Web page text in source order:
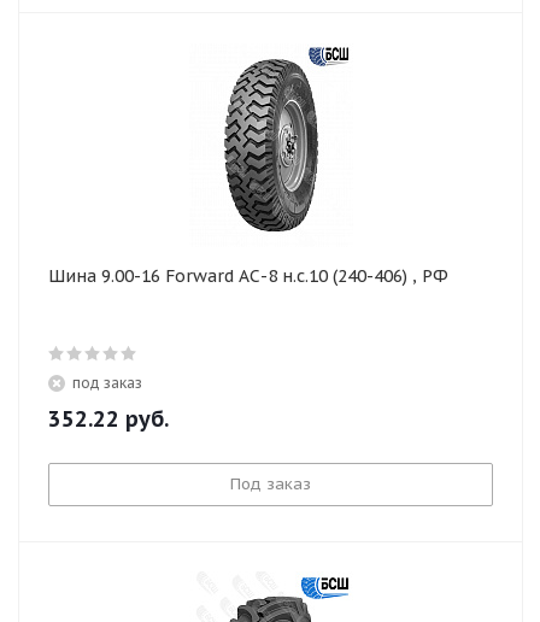
Шина 9.00-16 Forward АС-8 н.с.10 (240-406) , РФ
под заказ
352.22 руб.
Под заказ